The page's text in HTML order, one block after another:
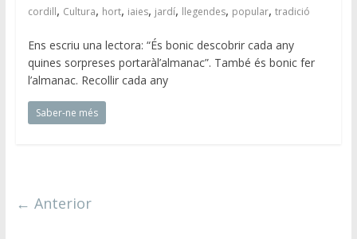
cordill, Cultura, hort, iaies, jardí, llegendes, popular, tradició
Ens escriu una lectora: “És bonic descobrir cada any
quines sorpreses portaràl’almanac”. També és bonic fer
l’almanac. Recollir cada any
Saber-ne més
← Anterior